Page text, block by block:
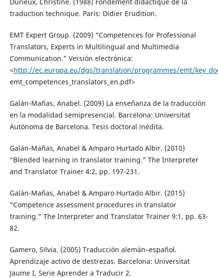
traduction technique. París: Didier Erudition.
EMT Expert Group. (2009) “Competences for Professional
Translators, Experts in Multilingual and Multimedia
Communication.” Versión electrónica:
<http://ec.europa.eu/dgs/translation/programmes/emt/
emt_competences_translators_en.pdf>
Galán-Mañas, Anabel. (2009) La enseñanza de la traducción
en la modalidad semipresencial. Barcelona: Universitat
Autònoma de Barcelona. Tesis doctoral inédita.
Galán-Mañas, Anabel & Amparo Hurtado Albir. (2010)
“Blended learning in translator training.” The Interpreter
and Translator Trainer 4:2, pp. 197-231.
Galán-Mañas, Anabel & Amparo Hurtado Albir. (2015)
“Competence assessment procedures in translator
training.” The Interpreter and Translator Trainer 9:1, pp. 63-
82.
Gamero, Silvia. (2005) Traducción alemán–español.
Aprendizaje activo de destrezas. Barcelona: Universitat
Jaume I, Serie Aprender a Traducir 2.